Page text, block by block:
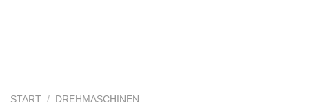
START / DREHMASCHINEN